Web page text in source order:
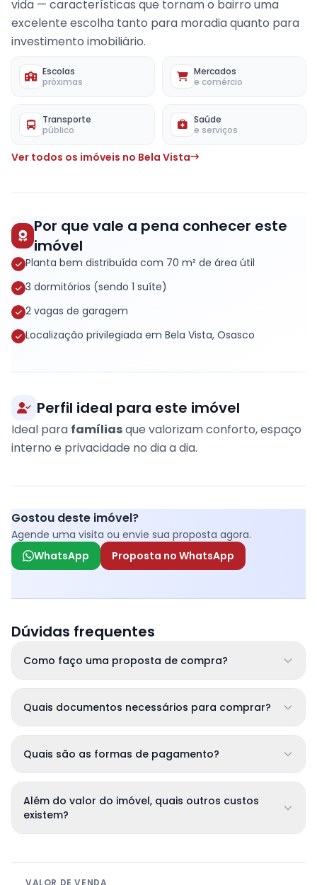
vida — características que tornam o bairro uma
excelente escolha tanto para moradia quanto para
investimento imobiliário.
Escolas
próximas
Mercados
e comércio
Transporte
público
Saúde
e serviços
Ver todos os imóveis no Bela Vista
Por que vale a pena conhecer este
imóvel
Planta bem distribuída com 70 m² de área útil
3 dormitórios (sendo 1 suíte)
2 vagas de garagem
Localização privilegiada em Bela Vista, Osasco
Perfil ideal para este imóvel
Ideal para famíliasque valorizam conforto, espaço
interno e privacidade no dia a dia.
Gostou deste imóvel?
Agende uma visita ou envie sua proposta agora.
WhatsApp
Proposta no WhatsApp
Dúvidas frequentes
Como faço uma proposta de compra?
Quais documentos necessários para comprar?
Quais são as formas de pagamento?
Além do valor do imóvel, quais outros custos
existem?
VALOR DE VENDA